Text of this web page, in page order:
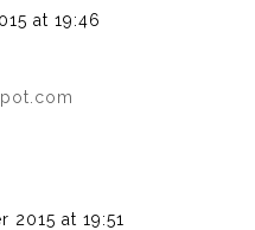
at 19:46
2015 at 19:51